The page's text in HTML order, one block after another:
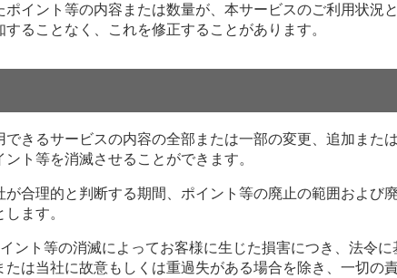
イント等の内容または数量が、本サービスのご利用状況
ることなく、これを修正することがあります。
きるサービスの内容の全部または一部の変更、追加また
ト等を消滅させることができます。
合理的と判断する期間、ポイント等の廃止の範囲および
ます。
ント等の消滅によってお客様に生じた損害につき、法令
は当社に故意もしくは重過失がある場合を除き、一切の